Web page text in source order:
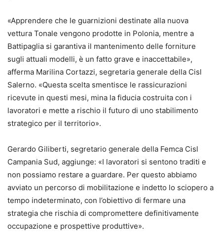
«Apprendere che le guarnizioni destinate alla nuova
vettura Tonale vengono prodotte in Polonia, mentre a
Battipaglia si garantiva il mantenimento delle forniture
sugli attuali modelli, è un fatto grave e inaccettabile»,
afferma Marilina Cortazzi, segretaria generale della Cisl
Salerno. «Questa scelta smentisce le rassicurazioni
ricevute in questi mesi, mina la fiducia costruita con i
lavoratori e mette a rischio il futuro di uno stabilimento
strategico per il territorio».
Gerardo Giliberti, segretario generale della Femca Cisl
Campania Sud, aggiunge: «I lavoratori si sentono traditi e
non possiamo restare a guardare. Per questo abbiamo
avviato un percorso di mobilitazione e indetto lo sciopero a
tempo indeterminato, con l’obiettivo di fermare una
strategia che rischia di compromettere definitivamente
occupazione e prospettive produttive».